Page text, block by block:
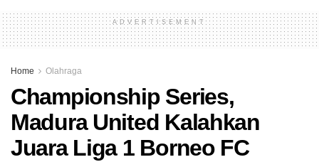
ADVERTISEMENT
Home Olahraga
Championship Series,
Madura United Kalahkan
Juara Liga 1 Borneo FC